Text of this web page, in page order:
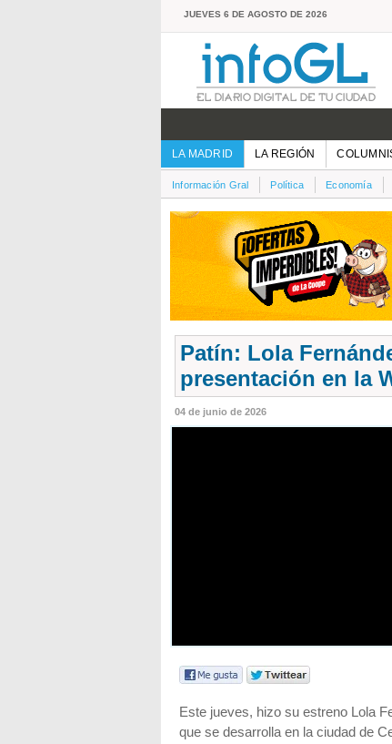
JUEVES 6 DE AGOSTO DE 2026
LA MADRID LA REGIÓN
Información Gral Política Economía
Patín: Lola
presentación en la
04 de junio de 2026
Este jueves, hizo su estreno Lola
que se desarrolla en la ciudad de